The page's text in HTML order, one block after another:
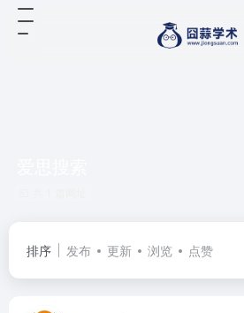
排序 发布 更新 浏览 点赞